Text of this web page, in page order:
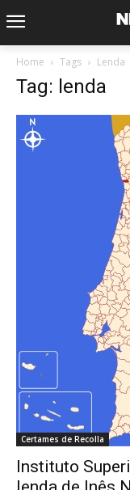
Home Tags Lenda
Tag: lenda
Certames de Recolla
Instituto